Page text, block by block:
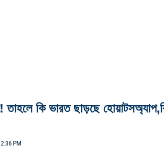
কি ভারত ছাড়ছে
PM